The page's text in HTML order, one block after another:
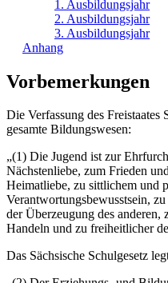
1. Ausbildungsjahr
2. Ausbildungsjahr
3. Ausbildungsjahr
Anhang
Vorbemerkungen
Die Verfassung des
gesamte Bildungswesen:
„(1) Die Jugend ist zur
Nächstenliebe, zum Frieden
Heimatliebe, zu sittlichem und
Verantwortungsbewusstsein,
der Überzeugung des
Handeln und zu freiheitlicher
Das Sächsische Schulgesetz